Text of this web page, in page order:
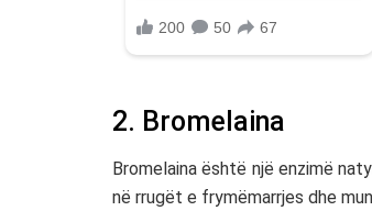
2. Bromelaina
Bromelaina është një enzimë
në rrugët e frymëmarrjes dhe